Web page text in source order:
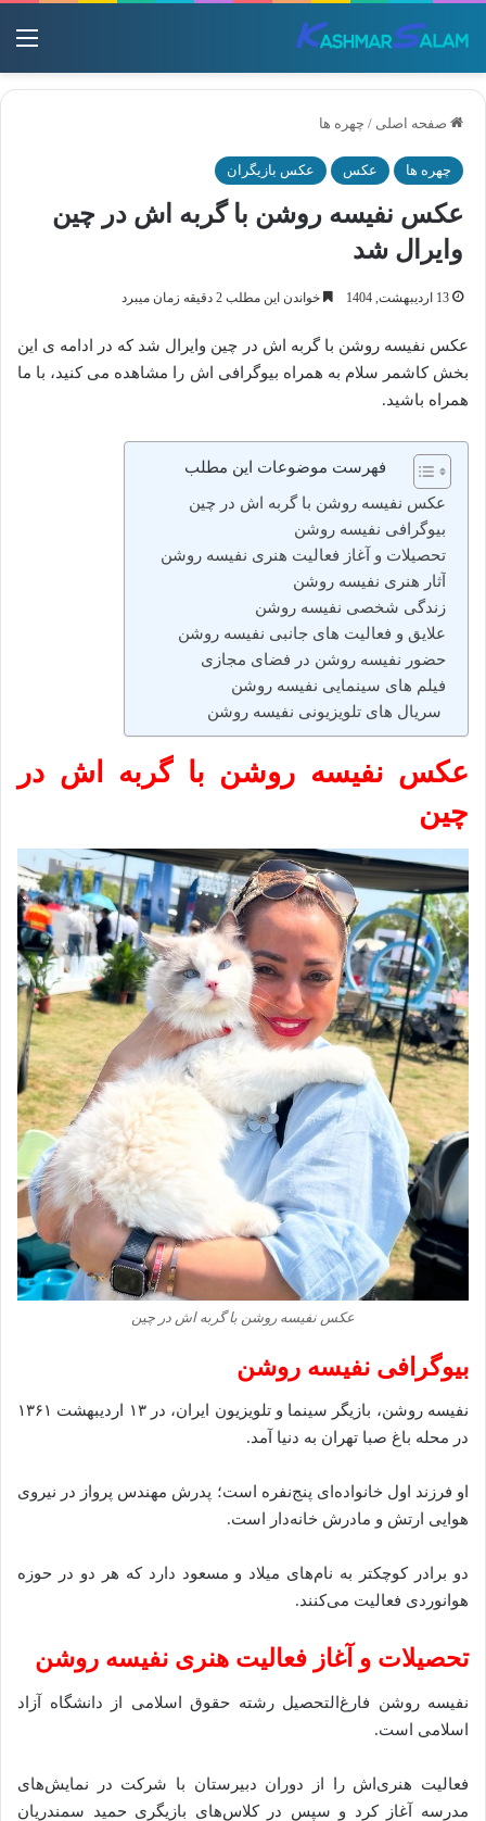
صفحه اصلی / چهره ها
چهره ها عکس عکس بازیگران
عکس نفیسه روشن با گربه اش در چین
وایرال شد
13 اردیبهشت, 1404 خواندن این مطلب 2 دقیقه زمان میبرد
عکس نفیسه روشن با گربه اش در چین وایرال شد که در ادامه ی این
بخش کاشمر سلام به همراه بیوگرافی اش را مشاهده می کنید، با ما
همراه باشید.
فهرست موضوعات این مطلب
عکس نفیسه روشن با گربه اش در چین
بیوگرافی نفیسه روشن
تحصیلات و آغاز فعالیت هنری نفیسه روشن
آثار هنری نفیسه روشن
زندگی شخصی نفیسه روشن
علایق و فعالیت‌ های جانبی نفیسه روشن
حضور نفیسه روشن در فضای مجازی
فیلم‌ های سینمایی نفیسه روشن
سریال‌ های تلویزیونی نفیسه روشن
عکس نفیسه روشن با گربه اش در
چین
عکس نفیسه روشن با گربه اش در چین
بیوگرافی نفیسه روشن
نفیسه روشن، بازیگر سینما و تلویزیون ایران، در ۱۳ اردیبهشت ۱۳۶۱
در محله باغ صبا تهران به دنیا آمد.
او فرزند اول خانواده‌ای پنج‌نفره است؛ پدرش مهندس پرواز در نیروی
هوایی ارتش و مادرش خانه‌دار است.
دو برادر کوچکتر به نام‌های میلاد و مسعود دارد که هر دو در حوزه
هوانوردی فعالیت می‌کنند.
تحصیلات و آغاز فعالیت هنری نفیسه روشن
نفیسه روشن فارغ‌التحصیل رشته حقوق اسلامی از دانشگاه آزاد
اسلامی است.
فعالیت هنری‌اش را از دوران دبیرستان با شرکت در نمایش‌های
مدرسه آغاز کرد و سپس در کلاس‌های بازیگری حمید سمندریان